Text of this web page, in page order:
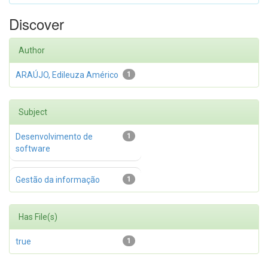
Discover
Author
1
ARAÚJO, Edileuza Américo
Subject
1
Desenvolvimento de
software
1
Gestão da informação
Has File(s)
1
true